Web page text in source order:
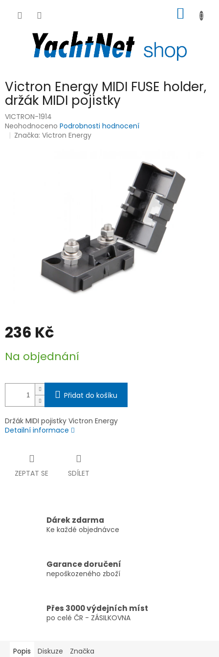
KOŠÍK
Victron Energy MIDI FUSE holder,
držák MIDI pojistky
VICTRON-1914
Průměrné
hodnocení
Neohodnoceno Podrobnosti hodnocení
Značka:Victron Energy
236 Kč
cena:
Na objednání
Přidat do košíku
Držák MIDI pojistky Victron Energy
Detailní informace
ZEPTAT SE SDÍLET
Dárek zdarma
Ke každé objednávce
Garance doručení
nepoškozeného zboží
Přes 3000 výdejních míst
po celé ČR - ZÁSILKOVNA
Popis Diskuze Značka